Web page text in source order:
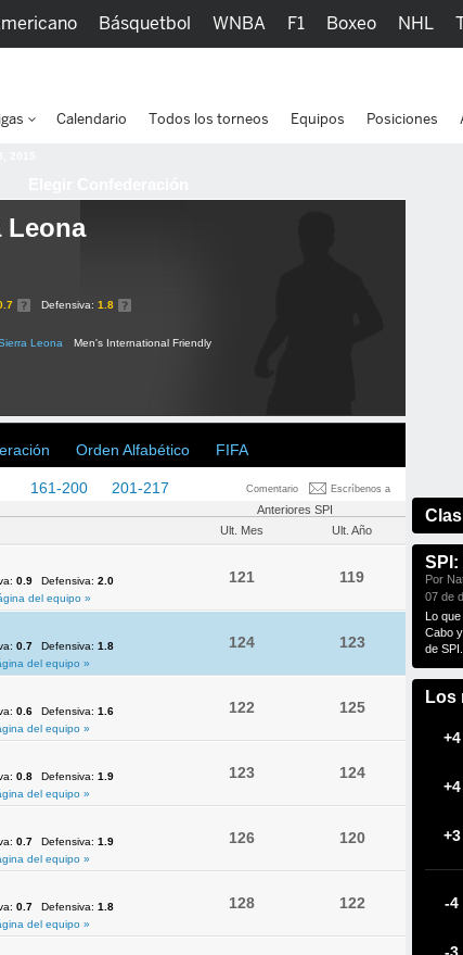
Leona
Defensiva: 1.8
Leona Men's International Friendly
Orden Alfabético FIFA
Comentario Escríbenos a
161-200 201-217
Anteriores SPI
Ult. Mes Ult. Año
0.9 Defensiva: 2.0
del equipo »
121 119
0.7 Defensiva: 1.8
del equipo »
124 123
0.6 Defensiva: 1.6
del equipo »
122 125
0.8 Defensiva: 1.9
del equipo »
123 124
0.7 Defensiva: 1.9
del equipo »
126 120
0.7 Defensiva: 1.8
del equipo »
128 122
SPI:
Por
07 de
Lo
Cabo
de SPI.
Los
+4
+4
+3
-4
Básquetbol WNBA F1 Boxeo NHL
Calendario Todos los torneos Equipos Posiciones